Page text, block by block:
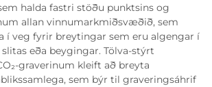
halda fastri stöðu punktsins og
allan vinnumarkmiðsvæðið, sem
í veg fyrir breytingar sem eru algengar í
eða beygingar. Tölva-stýrt
graverinum kleift að breyta
sem býr til graveringsáhrif